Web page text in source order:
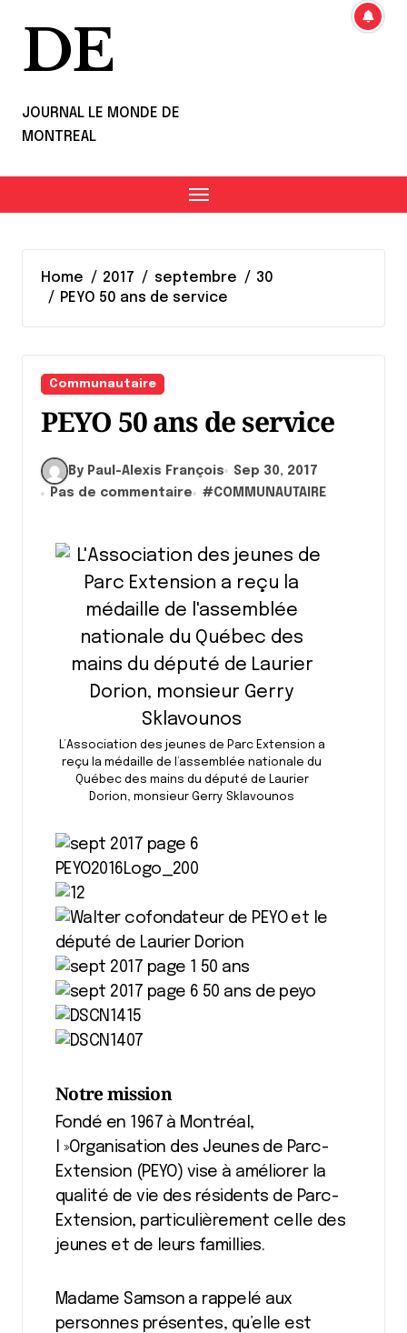
DE
JOURNAL LE MONDE DE
MONTREAL
Home 2017 septembre
30
PEYO 50 ans de service
Communautaire
PEYO 50 ans de service
By Paul-Alexis François
Sep 30, 2017
Pas de commentaire
#COMMUNAUTAIRE
L’Association des jeunes de Parc Extension a
reçu la médaille de l’assemblée nationale du
Québec des mains du député de Laurier
Dorion, monsieur Gerry Sklavounos
Notre mission
Fondé en 1967 à Montréal,
l »Organisation des Jeunes de Parc-
Extension (PEYO) vise à améliorer la
qualité de vie des résidents de Parc-
Extension, particulièrement celle des
jeunes et de leurs famillies.
Madame Samson a rappelé aux
personnes présentes, qu’elle est